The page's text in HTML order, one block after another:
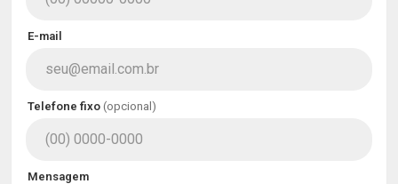
E-mail
Telefone fixo (opcional)
Mensagem